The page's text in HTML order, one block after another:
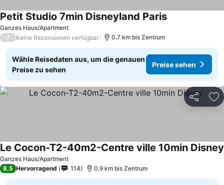
Ganzes Haus/Apartment
Petit Studio 7min Disneyland Paris
/ Keine Rezensionen verfügbar 0.7 km bis Zentrum
Wähle Reisedaten aus, um die genauen
Preise zu sehen
Preise sehen
Teilen
Ganzes Haus/Apartment
Le Cocon-T2-40m2-Centre ville 10min Disney
8,5 Hervorragend 114 0.9 km bis Zentrum